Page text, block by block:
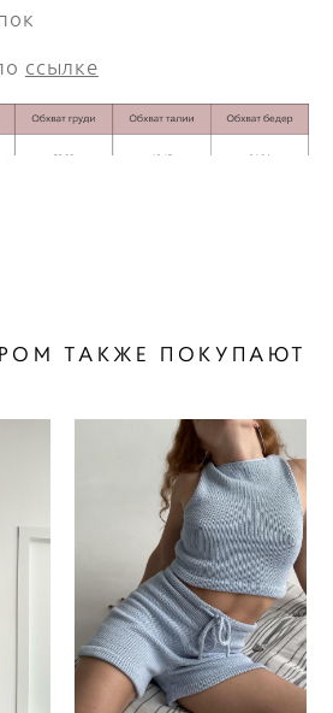
ссылке
ТАКЖЕ ПОКУПАЮТ